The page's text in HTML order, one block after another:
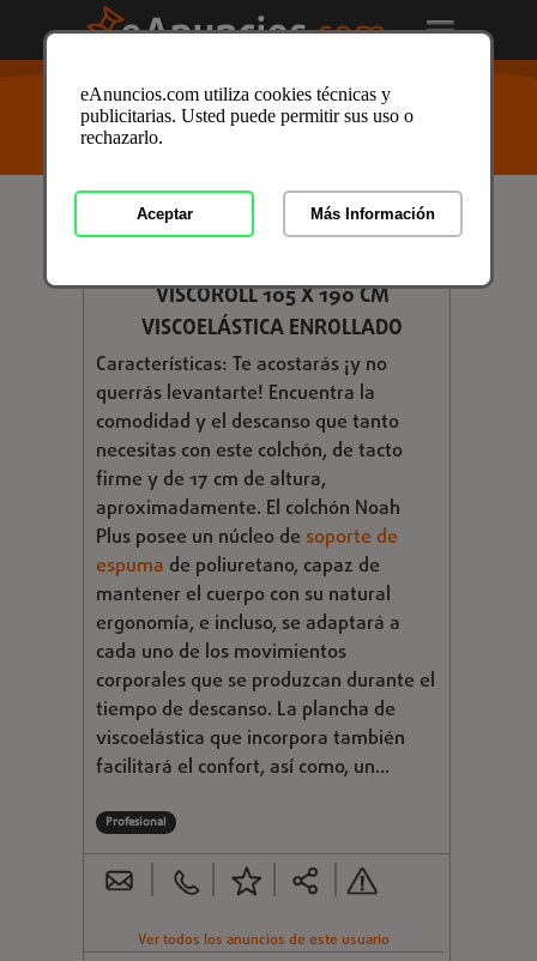
USTED ESTÁ AQUÍ>Anuncios clasificados /
Jardin/Muebles/Colchones/Colchones en Ciudad
Real/ Anuncio ID: 3038758
€ 75,00
VISCOROLL 105 X 190 CM
VISCOELÁSTICA ENROLLADO
Características: Te acostarás ¡y no
querrás levantarte! Encuentra la
comodidad y el descanso que tanto
necesitas con este colchón, de tacto
firme y de 17 cm de altura,
aproximadamente. El colchón Noah
Plus posee un núcleo de soporte de
espuma de poliuretano, capaz de
mantener el cuerpo con su natural
ergonomía, e incluso, se adaptará a
cada uno de los movimientos
corporales que se produzcan durante el
tiempo de descanso. La plancha de
viscoelástica que incorpora también
facilitará el confort, así como, un...
Profesional
Ver todos los anuncios de este usuario
eAnuncios.com utiliza cookies técnicas y
publicitarias. Usted puede permitir sus uso o
rechazarlo.
Aceptar Más Información